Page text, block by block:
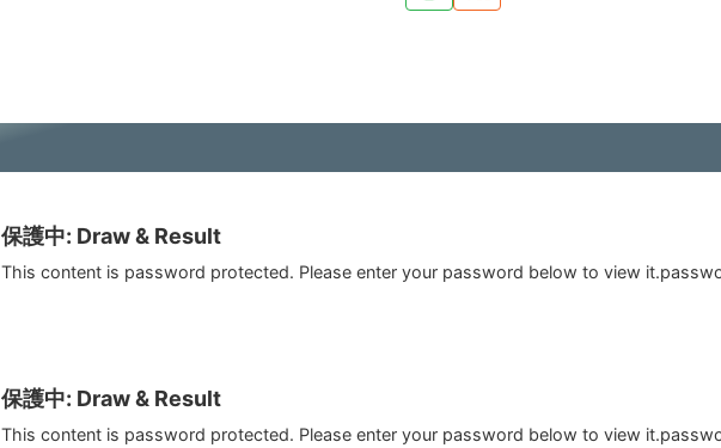
保護中: Draw & Result
This content is password protected. Please enter your password below to view
保護中: Draw & Result
This content is password protected. Please enter your password below to view